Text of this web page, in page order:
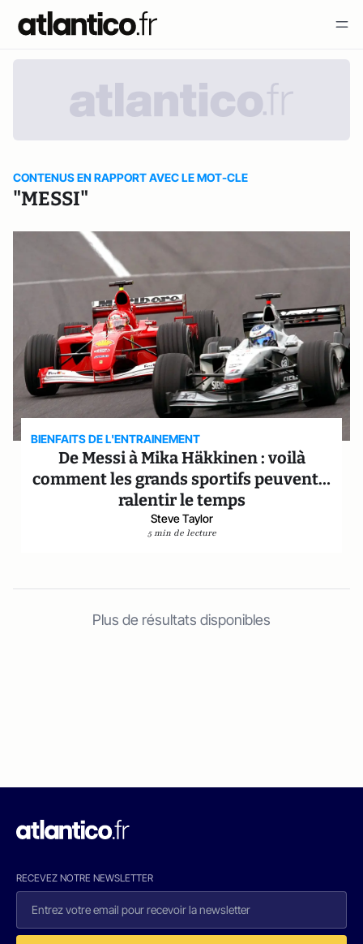
CONTENUS EN RAPPORT AVEC LE MOT-CLE
"MESSI"
BIENFAITS DE L'ENTRAINEMENT
De Messi à Mika Häkkinen : voilà
comment les grands sportifs peuvent…
ralentir le temps
Steve Taylor
5 min de lecture
Plus de résultats disponibles
RECEVEZ NOTRE NEWSLETTER